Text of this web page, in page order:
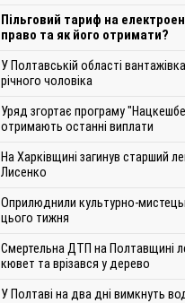
Пільговий тариф на
право та як його отримати?
У Полтавській області
річного чоловіка
Уряд згортає програму
отримають останні виплати
На Харківщині загинув старший
Лисенко
Оприлюднили культурно-
цього тижня
Смертельна ДТП на Полтавщині
кювет та врізався у дерево
У Полтаві на два дні вимкнуть